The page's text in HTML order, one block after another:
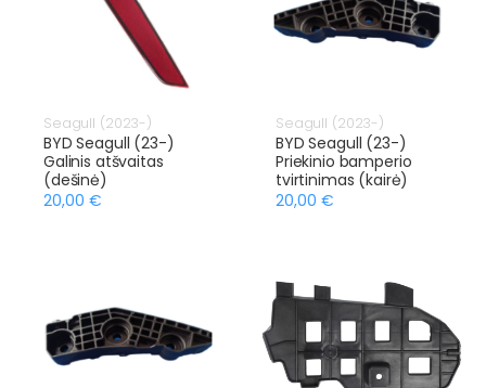
Seagull (2023-)
BYD Seagull (23-)
Galinis atšvaitas
(dešinė)
20,00 €
Seagull (2023-)
BYD Seagull (23-)
Priekinio bamperio
tvirtinimas (kairė)
20,00 €